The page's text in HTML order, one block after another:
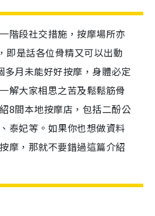
階段社交措施，按摩場所亦
即是話各位骨精又可以出動
多月未能好好按摩，身體必定
解大家相思之苦及鬆鬆筋骨
8間本地按摩店，包括二酚公
泰妃等。如果你也想做資料
摩，那就不要錯過這篇介紹